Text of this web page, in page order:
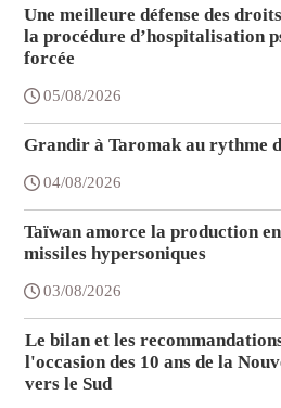
Une meilleure défense des
la procédure d’hospitalisation
forcée
05/08/2026
Grandir à Taromak au rythme
04/08/2026
Taïwan amorce la production
missiles hypersoniques
03/08/2026
Le bilan et les
l'occasion des 10 ans de la
vers le Sud